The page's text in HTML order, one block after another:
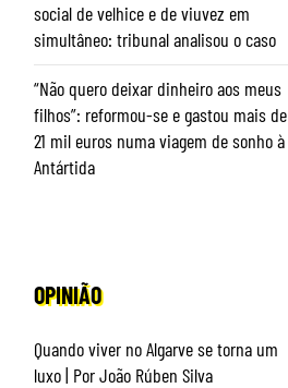
social de velhice e de viuvez em
simultâneo: tribunal analisou o caso
“Não quero deixar dinheiro aos meus
filhos”: reformou-se e gastou mais de
21 mil euros numa viagem de sonho à
Antártida
OPINIÃO
Quando viver no Algarve se torna um
luxo | Por João Rúben Silva